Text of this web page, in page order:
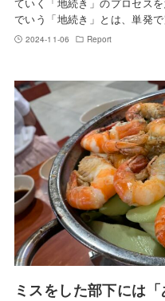
でいう「地続き」とは、単発
2024-11-06 Report
ミスをした部下には「